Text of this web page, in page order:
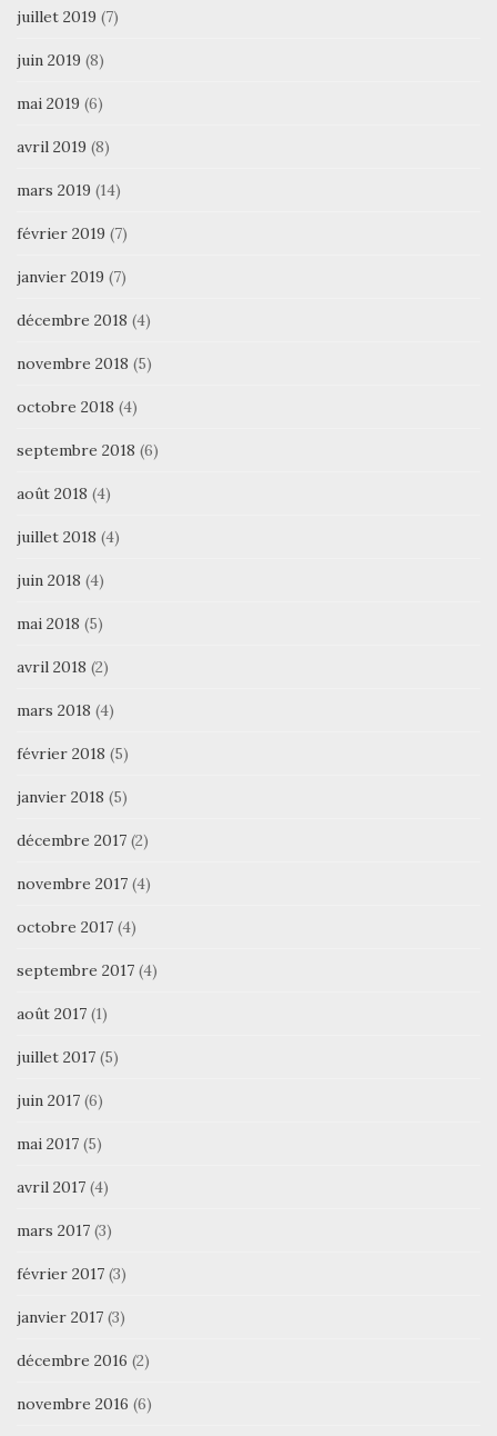
juillet 2019 (7)
juin 2019 (8)
mai 2019 (6)
avril 2019 (8)
mars 2019 (14)
février 2019 (7)
janvier 2019 (7)
décembre 2018 (4)
novembre 2018 (5)
octobre 2018 (4)
septembre 2018 (6)
août 2018 (4)
juillet 2018 (4)
juin 2018 (4)
mai 2018 (5)
avril 2018 (2)
mars 2018 (4)
février 2018 (5)
janvier 2018 (5)
décembre 2017 (2)
novembre 2017 (4)
octobre 2017 (4)
septembre 2017 (4)
août 2017 (1)
juillet 2017 (5)
juin 2017 (6)
mai 2017 (5)
avril 2017 (4)
mars 2017 (3)
février 2017 (3)
janvier 2017 (3)
décembre 2016 (2)
novembre 2016 (6)